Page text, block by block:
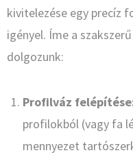
kivitelezése egy precíz
igényel. Íme a
dolgozunk:
Profilváz
profilokból (vagy fa
mennyezet